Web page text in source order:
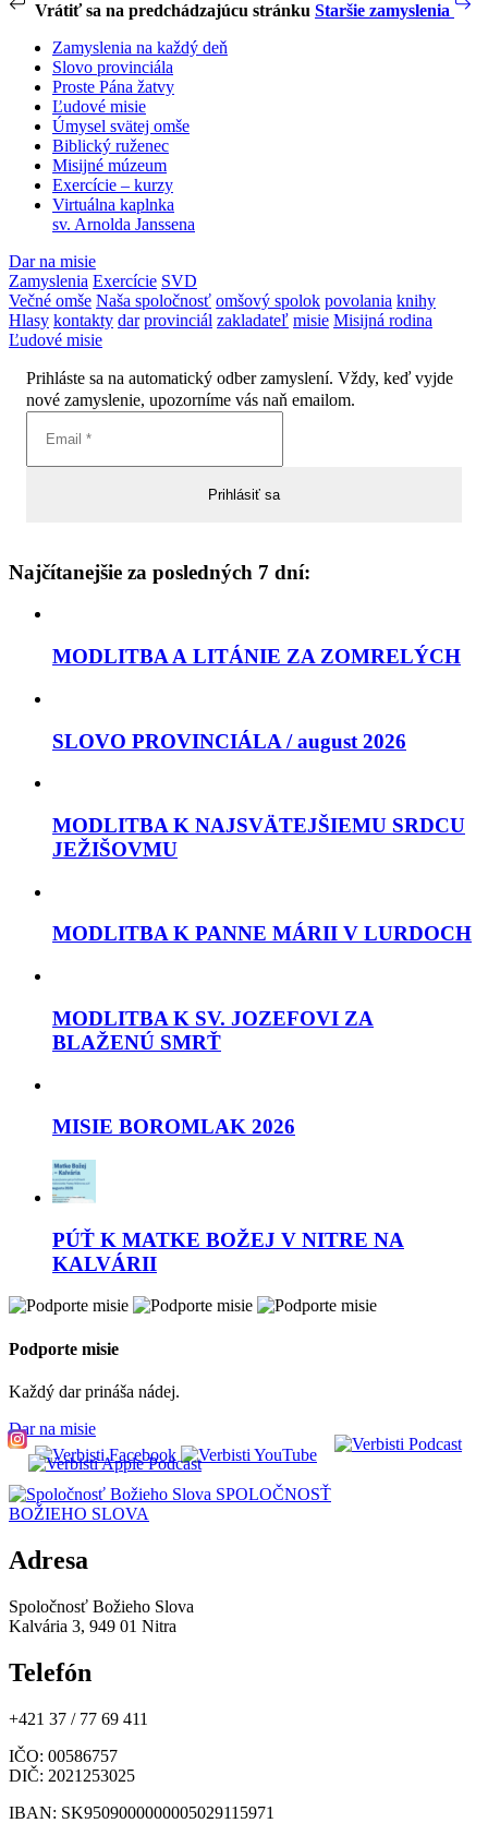
Vrátiť sa na predchádzajúcu stránku Staršie zamyslenia
Zamyslenia na každý deň
Slovo provinciála
Proste Pána žatvy
Ľudové misie
Úmysel svätej omše
Biblický ruženec
Misijné múzeum
Exercície – kurzy
Virtuálna kaplnka
sv. Arnolda Janssena
Dar na misie
Zamyslenia Exercície SVD
Večné omše Naša spoločnosť omšový spolok povolania knihy
Hlasy kontakty dar provinciál zakladateľ misie Misijná rodina
Ľudové misie
Prihláste sa na automatický odber zamyslení. Vždy, keď vyjde
nové zamyslenie, upozorníme vás naň emailom.
Najčítanejšie za posledných 7 dní:
MODLITBA A LITÁNIE ZA ZOMRELÝCH
SLOVO PROVINCIÁLA / august 2026
MODLITBA K NAJSVÄTEJŠIEMU SRDCU
JEŽIŠOVMU
MODLITBA K PANNE MÁRII V LURDOCH
MODLITBA K SV. JOZEFOVI ZA
BLAŽENÚ SMRŤ
MISIE BOROMLAK 2026
PÚŤ K MATKE BOŽEJ V NITRE NA
KALVÁRII
Podporte misie
Každý dar prináša nádej.
Dar na misie
SPOLOČNOSŤ
BOŽIEHO SLOVA
Adresa
Spoločnosť Božieho Slova
Kalvária 3, 949 01 Nitra
Telefón
+421 37 / 77 69 411
IČO: 00586757
DIČ: 2021253025
IBAN: SK9509000000005029115971